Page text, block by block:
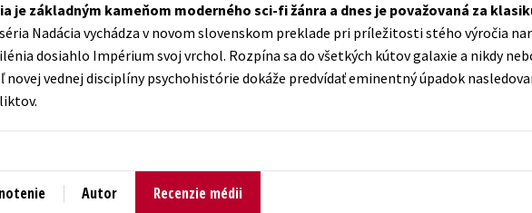
a military
a spoločenské vedy
a osobný rozvoj
Počítače
Umenie a kultúra
Výchova a pedagogika
Young adult
je základným kameňom moderného sci-fi žánra a dnes je považovaná za
Nadácia vychádza v novom slovenskom preklade pri príležitosti stého výročia
dosiahlo Impérium svoj vrchol. Rozpína sa do všetkých kútov galaxie a nikdy
novej vednej disciplíny psychohistórie dokáže predvídať eminentný úpadok
Autor Recenzie médii